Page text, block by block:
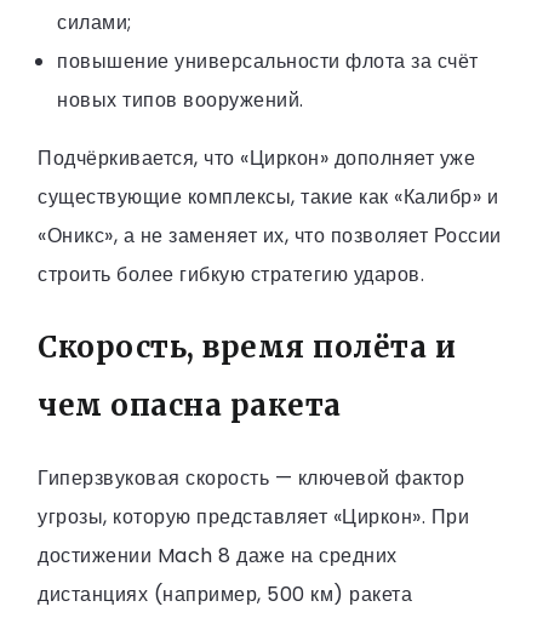
силами;
повышение универсальности флота за счёт
новых типов вооружений.
Подчёркивается, что «Циркон» дополняет уже
существующие комплексы, такие как «Калибр» и
«Оникс», а не заменяет их, что позволяет России
строить более гибкую стратегию ударов.
Скорость, время полёта и
чем опасна ракета
Гиперзвуковая скорость — ключевой фактор
угрозы, которую представляет «Циркон». При
достижении Mach 8 даже на средних
дистанциях (например, 500 км) ракета